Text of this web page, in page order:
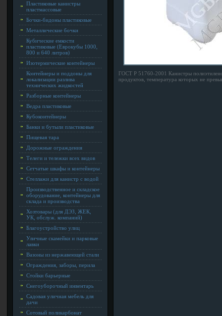
Пластиковые канистры
пластмассовые
Бочки-бидоны пластиковые
Металлические бочки
Кубические емкости
пластиковые (Еврокубы 1000,
800 и 640 литров)
Изотермические контейнеры
Контейнеры и поддоны для
локализации разлива
технических жидкостей
Разборные контейнеры
Ведра пластиковые
Кубоконтейнеры
Банки и бутыли пластиковые
Пищевая тара
Дорожные ограждения
Телеги и тележки всех видов
Сетчатые шкафы и контейнеры
Стеллажи для канистр с водой
Производственное и складское
оборудование, контейнеры для
склада и производства
Хозтовары (для ДЭЗ, ЖЕК,
УК, обслуж. компаний)
Благоустройство улиц
Уличные скамейки и парковые
лавки
Вазоны из нержавеющей стали
Ограждения, заборы, перила
Стойки барьерные
Снегоуборочный инвентарь
Садовая уличная мебель для
дачи
Сотовый поликарбонат
ГОСТ Р 51760-2001 Канистры
продуктов, температура которых не